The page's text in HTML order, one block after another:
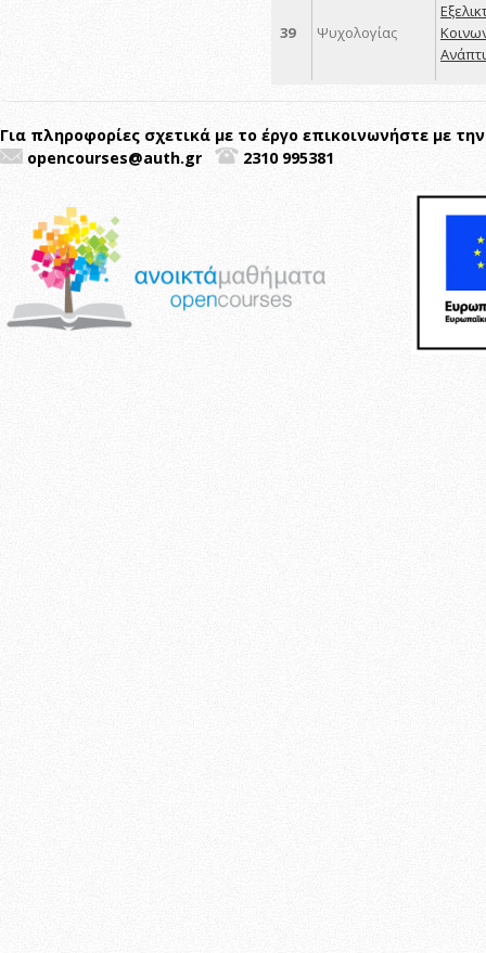
39 Ψυχολογίας
Για πληροφορίες σχετικά με το έργο επικοινωνήστε με
opencourses@auth.gr
2310 995381